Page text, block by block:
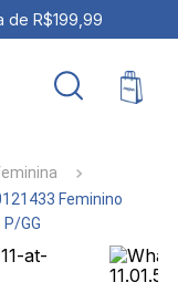
de R$199,99
Feminino
GG